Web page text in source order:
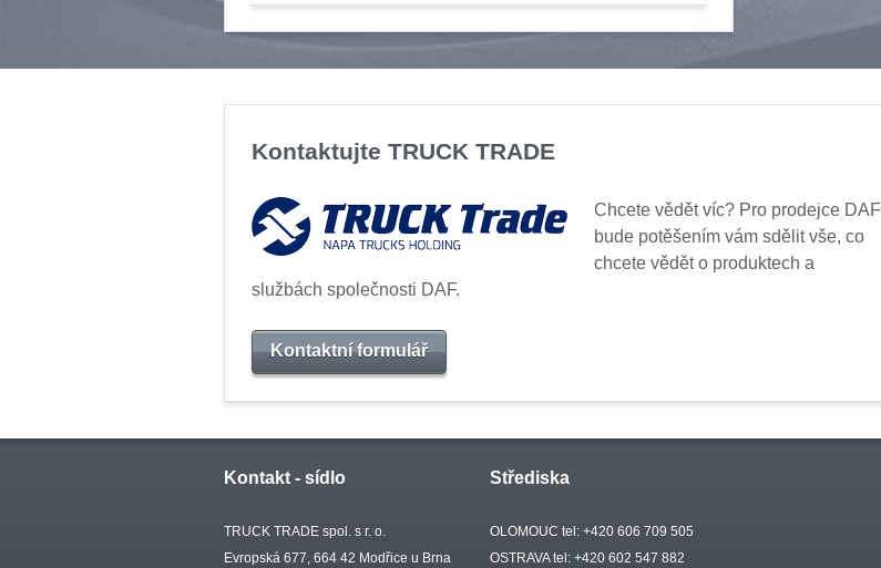
Kontaktujte TRUCK TRADE
Chcete vědět víc? Pro prodejce DAF
bude potěšením vám sdělit vše, co
chcete vědět o produktech a
službách společnosti DAF.
Kontaktní formulář
Kontakt - sídlo
TRUCK TRADE spol. s r. o.
Evropská 677, 664 42 Modřice u Brna
Střediska
OLOMOUC tel: +420 606 709 505
OSTRAVA tel: +420 602 547 882